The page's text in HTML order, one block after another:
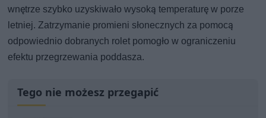
wnętrze szybko uzyskiwało wysoką temperaturę w porze
letniej. Zatrzymanie promieni słonecznych za pomocą
odpowiednio dobranych rolet pomogło w ograniczeniu
efektu przegrzewania poddasza.
Tego nie możesz przegapić